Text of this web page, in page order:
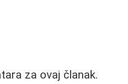
za ovaj članak.